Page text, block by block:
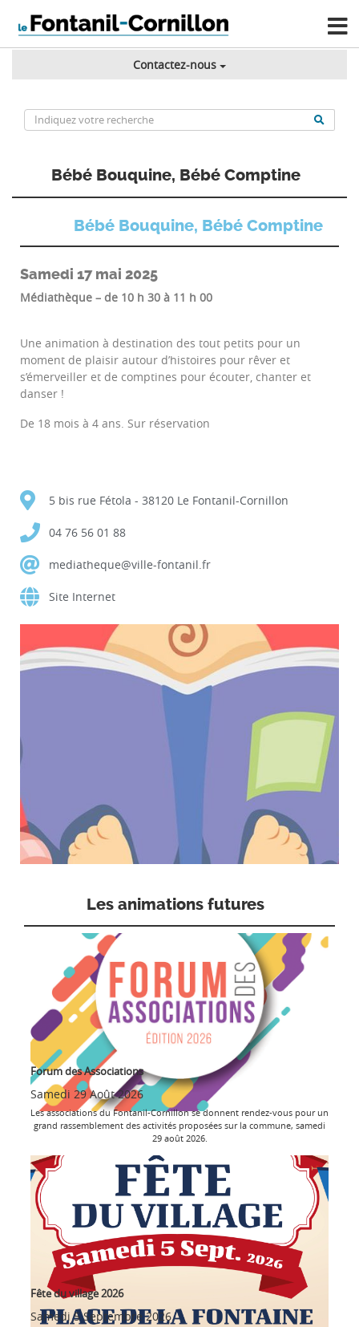
Contactez-nous
Bébé Bouquine, Bébé Comptine
Bébé Bouquine, Bébé Comptine
Samedi 17 mai 2025
Médiathèque – de 10 h 30 à 11 h 00
Une animation à destination des tout petits pour un
moment de plaisir autour d’histoires pour rêver et
s’émerveiller et de comptines pour écouter, chanter et
danser !
De 18 mois à 4 ans. Sur réservation
5 bis rue Fétola - 38120 Le Fontanil-Cornillon
04 76 56 01 88
mediatheque@ville-fontanil.fr
Site Internet
Les animations futures
Forum des Associations
Samedi 29 Août 2026
Les associations du Fontanil-Cornillon se donnent rendez-vous pour un
grand rassemblement des activités proposées sur la commune, samedi
29 août 2026.
Fête du village 2026
Samedi 5 Septembre 2026